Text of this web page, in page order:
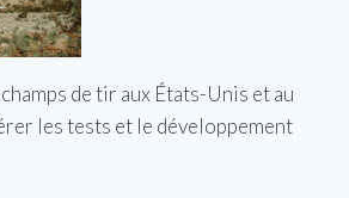
champs de tir aux États-Unis et au
les tests et le développement